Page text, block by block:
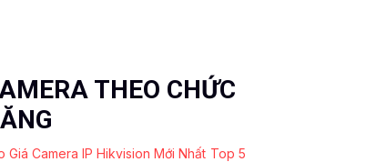
THEO CHỨC
Giá Camera IP Hikvision Mới Nhất Top 5